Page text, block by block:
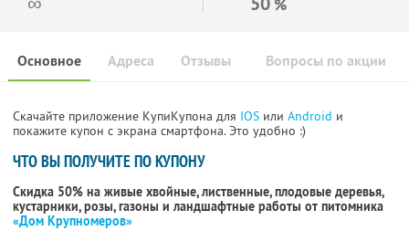
%
Основное Отзывы Вопросы по акции
Адреса
Скачайте приложение КупиКупона для IOS или Android и
покажите купон с экрана смартфона. Это удобно :)
ЧТО ВЫ ПОЛУЧИТЕ ПО КУПОНУ
Скидка 50% на живые хвойные, лиственные, плодовые деревья,
кустарники, розы, газоны и ландшафтные работы от питомника
«Дом Крупномеров»